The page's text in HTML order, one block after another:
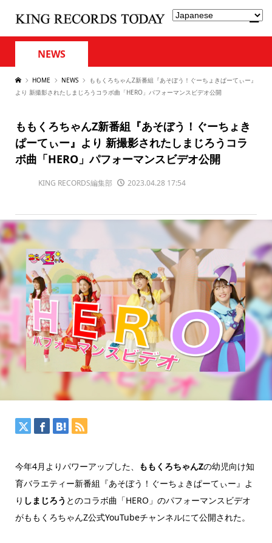
NEWS
HOME NEWS
ももくろちゃんZ新番組『あそぼう！ぐーちょきぱーてぃー』
より 新撮影されたしまじろうコラボ曲「HERO」パフォーマンスビデオ公開
ももくろちゃんZ新番組『あそぼう！ぐーちょき
ぱーてぃー』より 新撮影されたしまじろうコラ
ボ曲「HERO」パフォーマンスビデオ公開
KING RECORDS編集部 2023.04.28 17:54
今年4月よりパワーアップした、 ももくろちゃんZの幼児向け知
育バラエティー新番組『あそぼう！ぐーちょきぱーてぃー』よ
り しまじろう とのコラボ曲「HERO」のパフォーマンスビデオ
がももくろちゃんZ公式YouTubeチャンネルにて公開された。